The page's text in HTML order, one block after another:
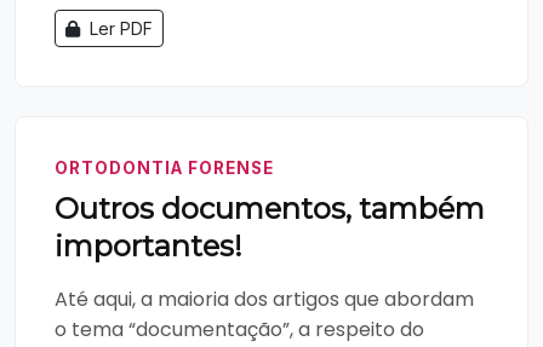
Ler PDF
ORTODONTIA FORENSE
Outros documentos, também
importantes!
Até aqui, a maioria dos artigos que abordam
o tema “documentação”, a respeito do